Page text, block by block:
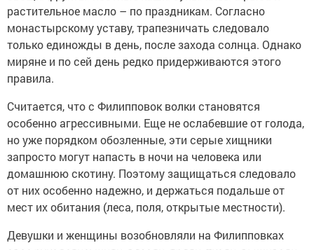
растительное масло – по праздникам. Согласно
монастырскому уставу, трапезничать следовало
только единожды в день, после захода солнца. Однако
миряне и по сей день редко придерживаются этого
правила.
Считается, что с Филипповок волки становятся
особенно агрессивными. Еще не ослабевшие от голода,
но уже порядком обозленные, эти серые хищники
запросто могут напасть в ночи на человека или
домашнюю скотину. Поэтому защищаться следовало
от них особенно надежно, и держаться подальше от
мест их обитания (леса, поля, открытые местности).
Девушки и женщины возобновляли на Филипповках